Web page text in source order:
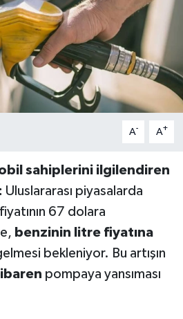
A- A+
sahiplerini ilgilendiren
Uluslararası piyasalarda
67 dolara
benzinin litre fiyatına
bekleniyor. Bu artışın
pompaya yansıması